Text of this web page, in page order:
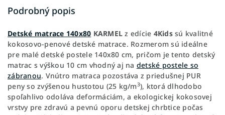
Podrobný popis
Detské matrace 140x80 KARMEL z edície 4Kids sú kvalitné
kokosovo-penové detské matrace. Rozmerom sú ideálne
pre malé detské postele 140x80 cm, pričom je tento detský
matrac s výškou 10 cm vhodný aj na detské postele so
zábranou. Vnútro matraca pozostáva z priedušnej PUR
peny so zvýšenou hustotou (25 kg/m3), ktorá dlhodobo
spoľahlivo odoláva deformáciám, a ekologickej kokosovej
vrstvy pre zdravú a pevnú oporu detskej chrbtice počas